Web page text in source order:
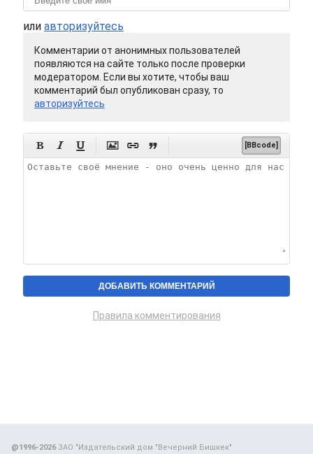
или авторизуйтесь
Комментарии от анонимных пользователей
появляются на сайте только после проверки
модератором. Если вы хотите, чтобы ваш
комментарий был опубликован сразу, то
авторизуйтесь
      [BBcode]
Правила комментирования
@1996-2026ЗАО "Издательский дом "Вечерний Бишкек"